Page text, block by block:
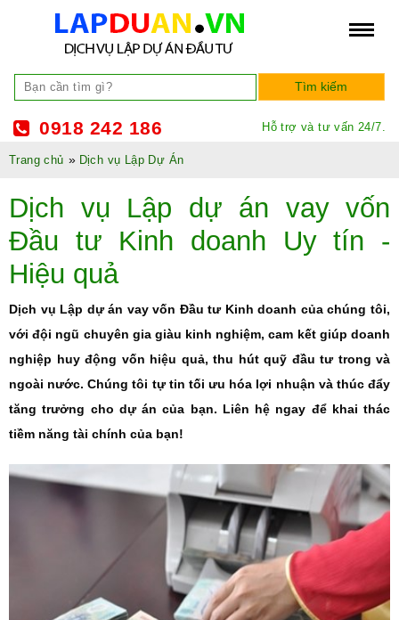
0918 242 186 Hỗ trợ và tư vấn 24/7.
Trang chủ » Dịch vụ Lập Dự Án
Dịch vụ Lập dự án vay vốn
Đầu tư Kinh doanh Uy tín -
Hiệu quả
Dịch vụ Lập dự án vay vốn Đầu tư Kinh doanh của chúng tôi,
với đội ngũ chuyên gia giàu kinh nghiệm, cam kết giúp doanh
nghiệp huy động vốn hiệu quả, thu hút quỹ đầu tư trong và
ngoài nước. Chúng tôi tự tin tối ưu hóa lợi nhuận và thúc đẩy
tăng trưởng cho dự án của bạn. Liên hệ ngay để khai thác
tiềm năng tài chính của bạn!